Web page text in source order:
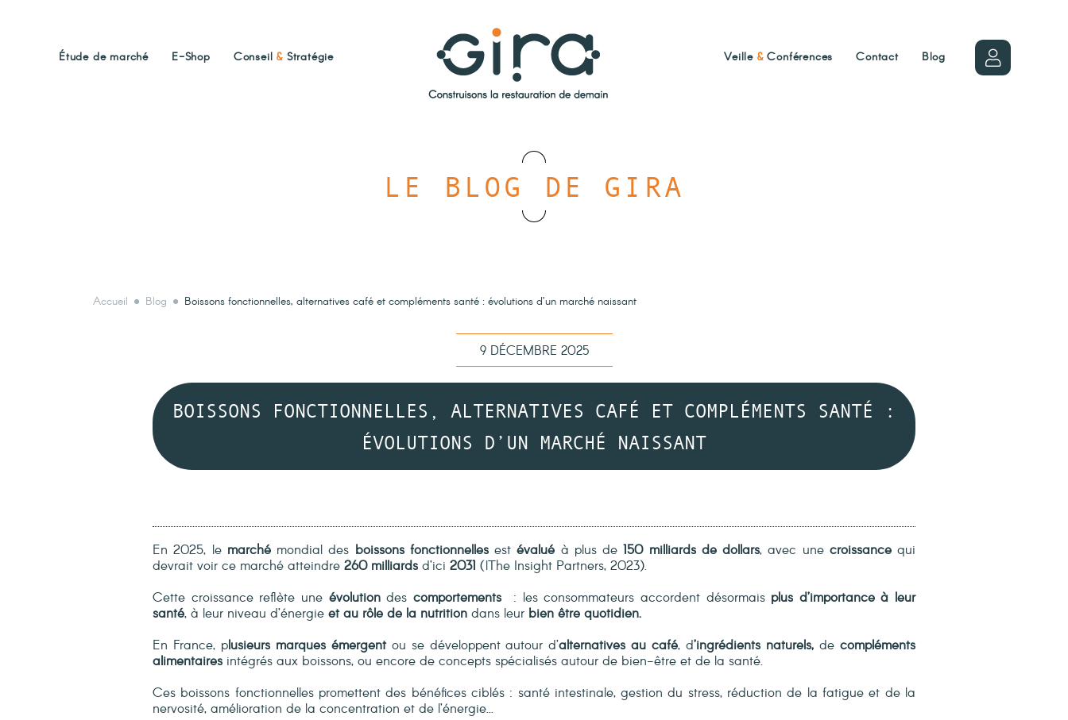
Étude de marché E-Shop Conseil& Stratégie Veille &Conférences Contact Blog
LE BLOG DE GIRA
Accueil Blog Boissons fonctionnelles, alternatives café et compléments santé : évolutions d’un marché naissant
9 DÉCEMBRE 2025
BOISSONS FONCTIONNELLES, ALTERNATIVES CAFÉ ET COMPLÉMENTS SANTÉ :
ÉVOLUTIONS D’UN MARCHÉ NAISSANT
En 2025, le marchémondial des boissons fonctionnellesestévalué à plus de150 milliards de dollars, avec une croissancequi
devrait voir ce marché atteindre 260 milliards d’ici 2031 (lThe Insight Partners, 2023).
Cette croissance reflète une évolutiondes comportements : les consommateurs accordent désormais plus d’importance à leur
santé, à leur niveau d’énergie et au rôle de la nutrition dans leur bien être quotidien.
En France, plusieurs marques émergentou se développent autour d’alternatives au café, d’ingrédients naturels, decompléments
alimentaires intégrés aux boissons, ou encore de concepts spécialisés autour de bien-être et de la santé.
Ces boissons fonctionnelles promettent des bénéfices ciblés : santé intestinale, gestion du stress, réduction de la fatigue et de la
nervosité, amélioration de la concentration et de l’énergie...